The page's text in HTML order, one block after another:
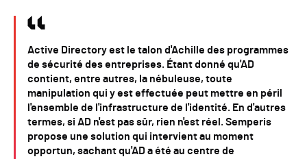
Active Directory est le talon d'Achille des programmes
de sécurité des entreprises. Étant donné qu'AD
contient, entre autres, la nébuleuse, toute
manipulation qui y est effectuée peut mettre en péril
l'ensemble de l'infrastructure de l'identité. En d'autres
termes, si AD n'est pas sûr, rien n'est réel. Semperis
propose une solution qui intervient au moment
opportun, sachant qu'AD a été au centre de